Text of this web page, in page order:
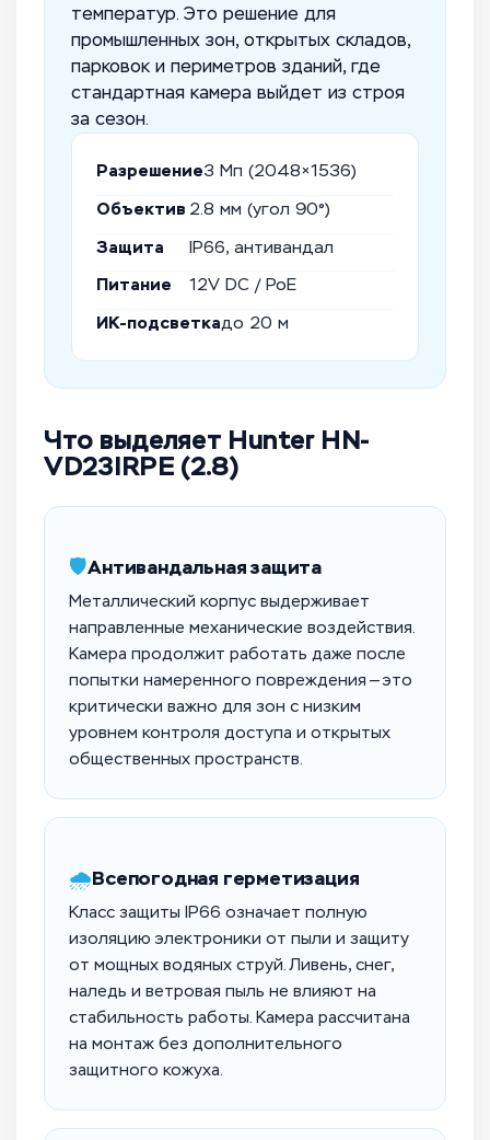
температур. Это решение для
промышленных зон, открытых складов,
парковок и периметров зданий, где
стандартная камера выйдет из строя
за сезон.
Разрешение3 Мп (2048×1536)
Объектив 2.8 мм (угол 90°)
Защита IP66, антивандал
Питание 12V DC / PoE
ИК-подсветкадо 20 м
Что выделяет Hunter HN-
VD23IRPE (2.8)
🛡️Антивандальная защита
Металлический корпус выдерживает
направленные механические воздействия.
Камера продолжит работать даже после
попытки намеренного повреждения — это
критически важно для зон с низким
уровнем контроля доступа и открытых
общественных пространств.
🌧️Всепогодная герметизация
Класс защиты IP66 означает полную
изоляцию электроники от пыли и защиту
от мощных водяных струй. Ливень, снег,
наледь и ветровая пыль не влияют на
стабильность работы. Камера рассчитана
на монтаж без дополнительного
защитного кожуха.